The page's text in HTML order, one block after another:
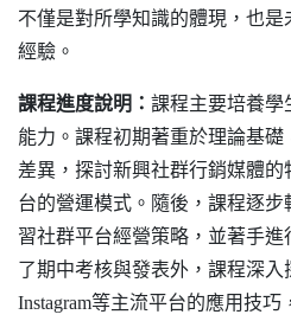
不僅是對所學知識的體現，也
經驗。
課程進度說明： 課程主要培養學
能力。課程初期著重於理論基
差異，探討新興社群行銷媒體
台的營運模式。隨後，課程逐
習社群平台經營策略，並著手
了期中考核與發表外，課程深入
Instagram等主流平台的應用技巧